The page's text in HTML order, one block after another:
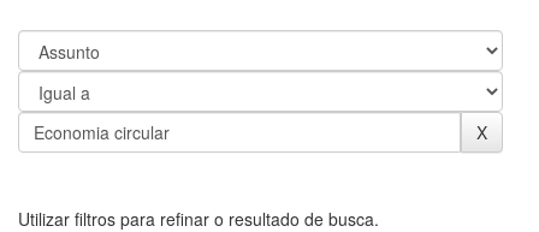
Utilizar filtros para refinar o resultado de busca.